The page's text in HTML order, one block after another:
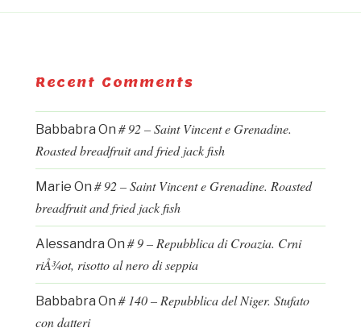
Recent Comments
Babbabra On # 92 – Saint Vincent e Grenadine.
Roasted breadfruit and fried jack fish
Marie On # 92 – Saint Vincent e Grenadine. Roasted
breadfruit and fried jack fish
Alessandra On # 9 – Repubblica di Croazia. Crni
riÅ¾ot, risotto al nero di seppia
Babbabra On # 140 – Repubblica del Niger. Stufato
con datteri